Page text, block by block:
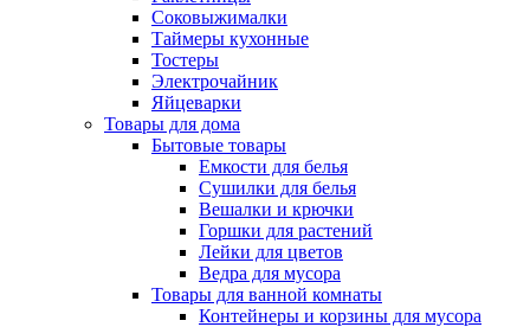
Соковыжималки
Таймеры кухонные
Тостеры
Электрочайник
Яйцеварки
Товары для дома
Бытовые товары
Емкости для белья
Сушилки для белья
Вешалки и крючки
Горшки для растений
Лейки для цветов
Ведра для мусора
Товары для ванной комнаты
Контейнеры и корзины для мусора